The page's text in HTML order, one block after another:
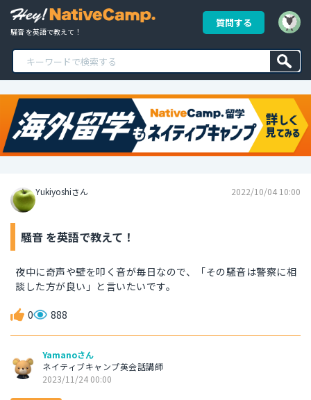
騒音 を英語で教えて！
質問する
Yukiyoshiさん 2022/10/04 10:00
騒音 を英語で教えて！
夜中に奇声や壁を叩く音が毎日なので、「その騒音は警察に相
談した方が良い」と言いたいです。
0 888
Yamanoさん
ネイティブキャンプ英会話講師
2023/11/24 00:00